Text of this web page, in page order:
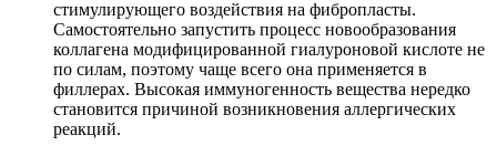
стимулирующего воздействия на фибропласты.
Самостоятельно запустить процесс новообразования
коллагена модифицированной гиалуроновой кислоте не
по силам, поэтому чаще всего она применяется в
филлерах. Высокая иммуногенность вещества нередко
становится причиной возникновения аллергических
реакций.